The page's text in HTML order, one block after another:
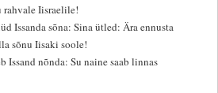
rahvale Iisraelile!
Issanda sõna: Sina ütled: Ära ennusta
sõnu Iisaki soole!
Issand nõnda: Su naine saab linnas